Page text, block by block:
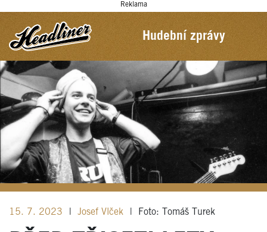
Reklama
Hudební zprávy
15. 7. 2023 Josef Vlček Foto: Tomáš Turek